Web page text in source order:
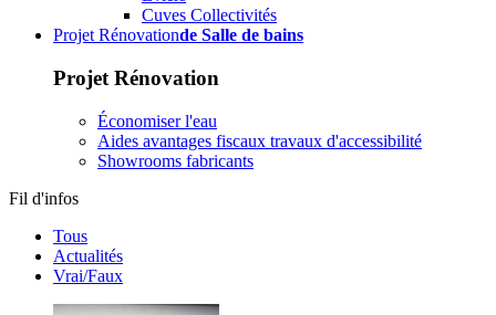
Cuves Collectivités
Projet Rénovationde Salle de bains
Projet Rénovation
Économiser l'eau
Aides avantages fiscaux travaux d'accessibilité
Showrooms fabricants
Fil d'infos
Tous
Actualités
Vrai/Faux